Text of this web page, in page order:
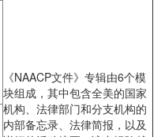
《NAACP文件》专辑由6个模
块组成，其中包含全美的国家
机构、法律部门和分支机构的
内部备忘录、法律简报，以及